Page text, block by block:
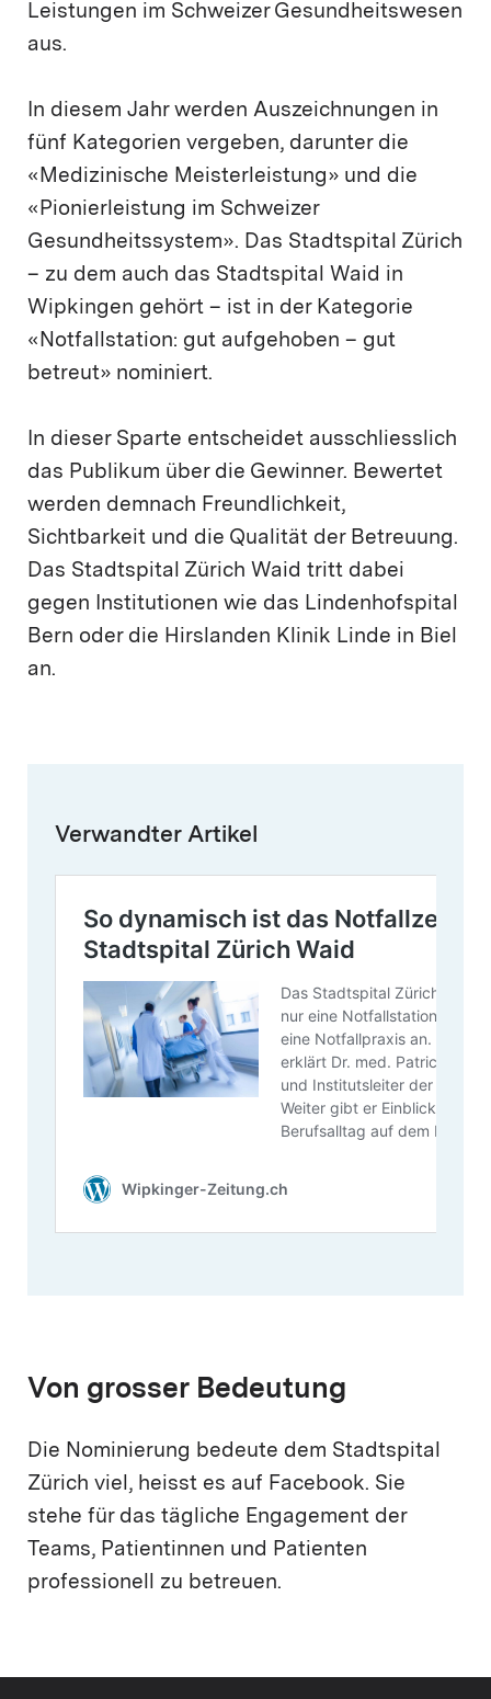
Leistungen im Schweizer Gesundheitswesen
aus.
In diesem Jahr werden Auszeichnungen in
fünf Kategorien vergeben, darunter die
«Medizinische Meisterleistung» und die
«Pionierleistung im Schweizer
Gesundheitssystem». Das Stadtspital Zürich
– zu dem auch das Stadtspital Waid in
Wipkingen gehört – ist in der Kategorie
«Notfallstation: gut aufgehoben – gut
betreut» nominiert.
In dieser Sparte entscheidet ausschliesslich
das Publikum über die Gewinner. Bewertet
werden demnach Freundlichkeit,
Sichtbarkeit und die Qualität der Betreuung.
Das Stadtspital Zürich Waid tritt dabei
gegen Institutionen wie das Lindenhofspital
Bern oder die Hirslanden Klinik Linde in Biel
an.
Verwandter Artikel
Von grosser Bedeutung
Die Nominierung bedeute dem Stadtspital
Zürich viel, heisst es auf Facebook. Sie
stehe für das tägliche Engagement der
Teams, Patientinnen und Patienten
professionell zu betreuen.